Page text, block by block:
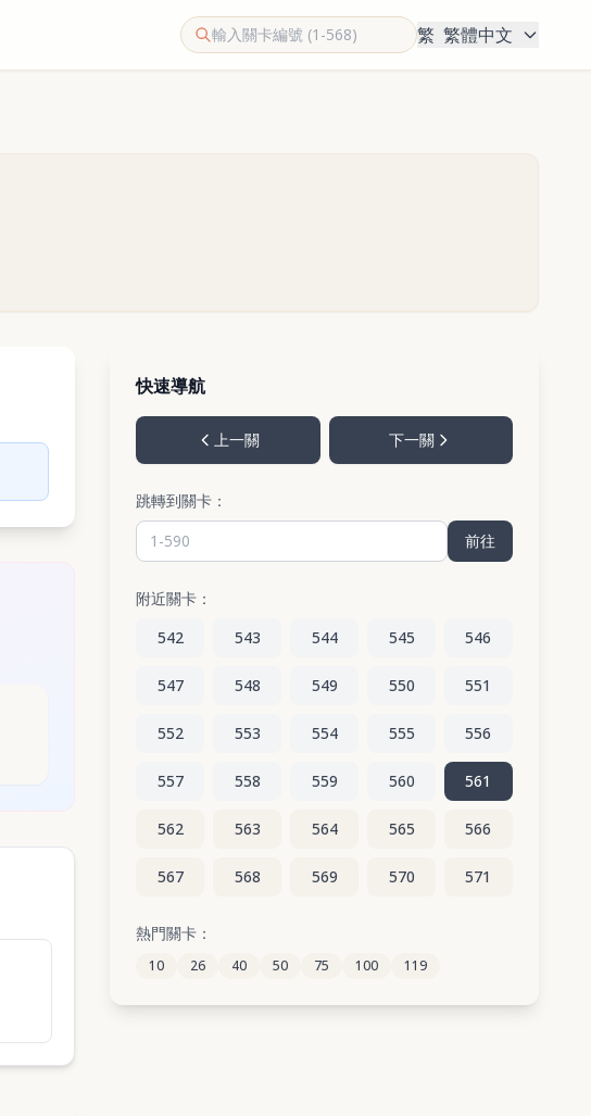
繁 繁體中文
快速導航
上一關 下一關
跳轉到關卡：
前往
附近關卡：
542
543 544 545 546
547 548 549 550 551
552 553 554 555 556
557 558 559 560 561
562 563 564 565 566
567 568 569 570 571
572
577 578 579 580
熱門關卡：
10 26 40 50 75 100 119